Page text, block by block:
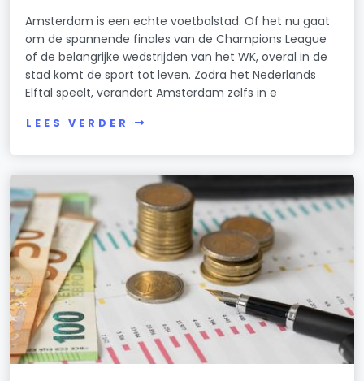
Amsterdam is een echte voetbalstad. Of het nu gaat
om de spannende finales van de Champions League
of de belangrijke wedstrijden van het WK, overal in de
stad komt de sport tot leven. Zodra het Nederlands
Elftal speelt, verandert Amsterdam zelfs in e
LEES VERDER